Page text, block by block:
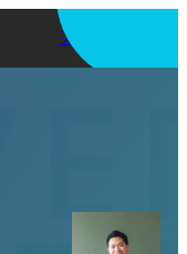
アプリを使う